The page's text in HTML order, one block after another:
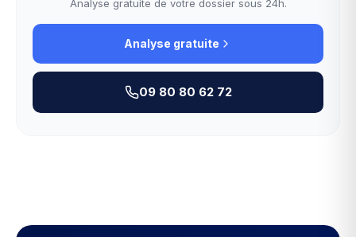
Analyse gratuite de votre dossier sous 24h.
Analyse gratuite
09 80 80 62 72